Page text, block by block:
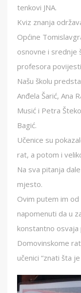
tenkovi JNA.
Kviz znanja
Općine
osnovne i srednje
profesora
Našu školu
Anđela Šarić, Ana
Musić i Petra
Bagić.
Učenice su
rat, a potom i
Na sva pitanja
mjesto.
Ovim putem im
napomenuti da u
konstantno
Domovinskome
učenici “znati šta je